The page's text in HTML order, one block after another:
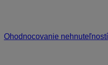
Ohodnocovanie nehnuteľností